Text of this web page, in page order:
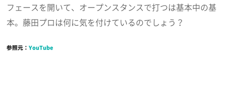
フェースを開いて、オープンスタンスで打つは基本中の基
本。藤田プロは何に気を付けているのでしょう？
参照元：YouTube